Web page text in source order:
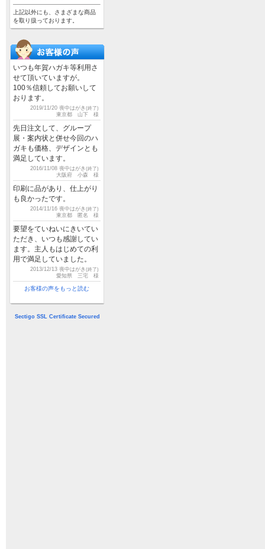
上記以外にも、さまざまな商品
を取り扱っております。
いつも年賀ハガキ等利用さ
せて頂いていますが。
100％信頼してお願いして
おります。
2019/11/20 喪中はがき (終了)
東京都 山下 様
先日注文して、グループ
展・案内状と併せ今回のハ
ガキも価格、デザインとも
満足しています。
2016/11/08 喪中はがき (終了)
大阪府 小森 様
印刷に品があり、仕上がり
も良かったです。
2014/11/16 喪中はがき (終了)
東京都 匿名 様
要望をていねいにきいてい
ただき、いつも感謝してい
ます。主人もはじめての利
用で満足していました。
2013/12/13 喪中はがき (終了)
愛知県 三宅 様
お客様の声をもっと読む
Sectigo SSL Certificate Secured